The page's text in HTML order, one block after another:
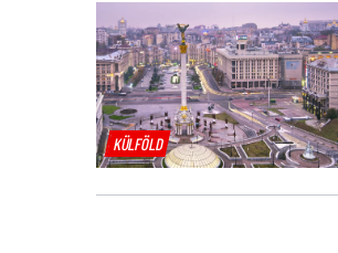
KÜLFÖLD